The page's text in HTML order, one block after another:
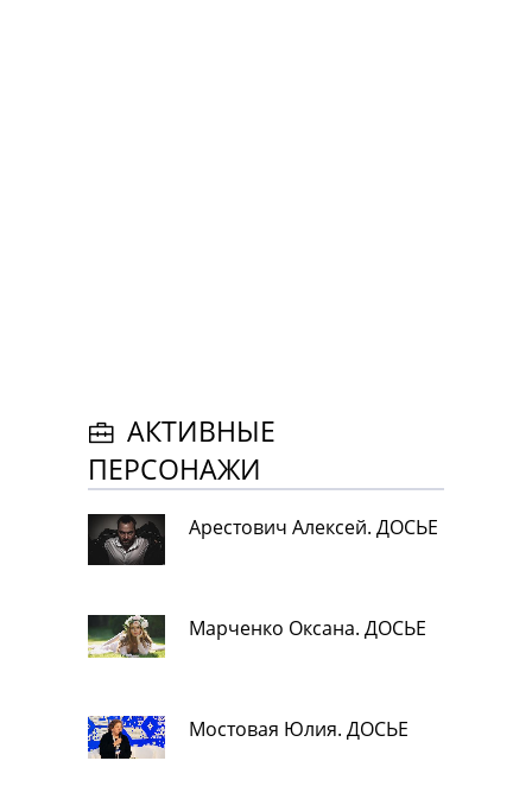
АКТИВНЫЕ
ПЕРСОНАЖИ
Арестович Алексей. ДОСЬЕ
Марченко Оксана. ДОСЬЕ
Мостовая Юлия. ДОСЬЕ